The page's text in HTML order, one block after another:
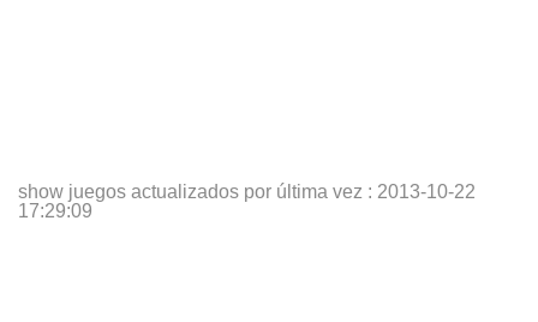
show juegos actualizados por última vez : 2013-10-22
17:29:09